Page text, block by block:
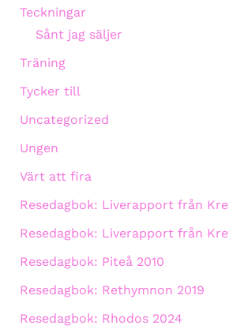
Teckningar
Sånt jag säljer
Träning
Tycker till
Uncategorized
Ungen
Värt att fira
Resedagbok: Liverapport från
Resedagbok: Liverapport från
Resedagbok: Piteå 2010
Resedagbok: Rethymnon 2019
Resedagbok: Rhodos 2024